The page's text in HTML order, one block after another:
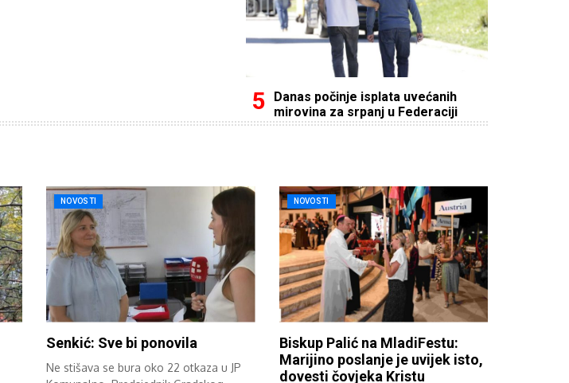
Danas počinje isplata uvećanih
mirovina za srpanj u Federaciji
NOVOSTI
Senkić: Sve bi ponovila
Ne stišava se bura oko 22 otkaza u JP
NOVOSTI
Biskup Palić na MladiFestu:
Marijino poslanje je uvijek isto,
dovesti čovjeka Kristu